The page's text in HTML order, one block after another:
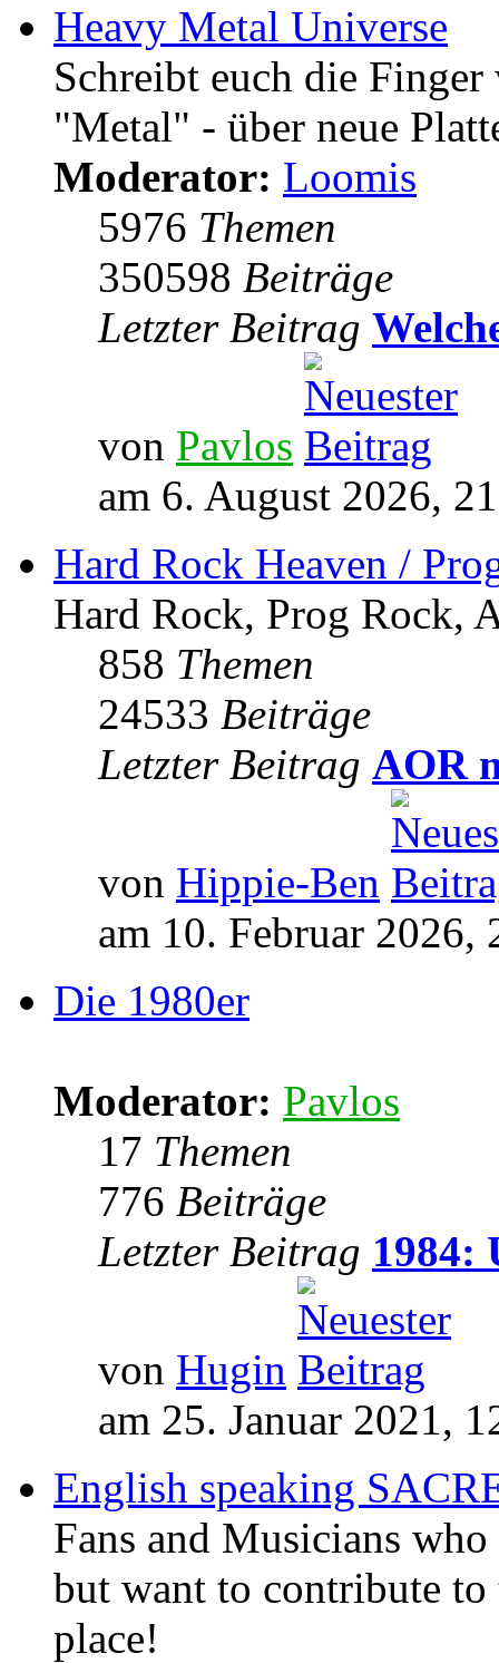
Heavy Metal Universe
Schreibt euch die
"Metal" - über neue
Moderator: Loomis
5976 Themen
350598 Beiträge
Letzter Beitrag
von Pavlos
am 6. August 2026,
Hard Rock Heaven /
Hard Rock, Prog Rock,
858 Themen
24533 Beiträge
Letzter Beitrag AOR
von Hippie-Ben
am 10. Februar 2026,
Die 1980er
Moderator: Pavlos
17 Themen
776 Beiträge
Letzter Beitrag 1984:
von Hugin
am 25. Januar 2021,
English speaking
Fans and Musicians
but want to contribute to
place!